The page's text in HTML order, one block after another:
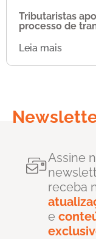
Tributaristas
processo de
Leia mais
Assine
receba
e